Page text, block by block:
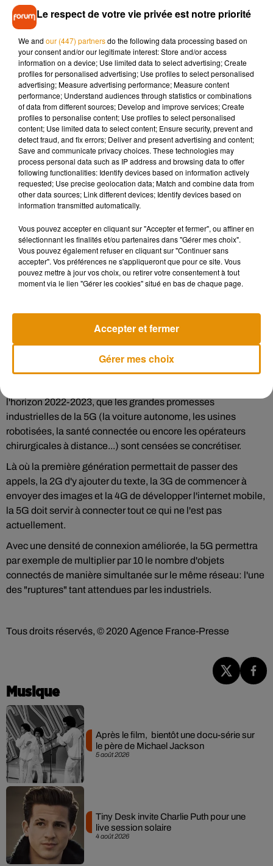
Il sera toujours possible d'utiliser les autres réseaux (2G,
Edge, 3G, 4G) selon le type d'appareil, forfait et type de
couverture disponible localement car les réseaux
"préexistants" ne vont pas disparaître avec l'arrivée de la 5G.
Mieux, l'accord "New Deal Mobile", signé en janvier 2018
entre le gouvernement, l'Arcep et les opérateurs, ambitionne
de résorber les "zones blanches", territoires non couverts par
les réseaux mobiles de dernières générations, en France
d'ici à 2022.
Dans le cadre de cet accord, les opérateurs ont l'obligation
d'équiper en 4G 75% de leurs infrastructures mobiles
existantes situées en zones blanches au 31 décembre 2020.
- La "vraie" 5G seulement à partir de 2022-2023? -
Technologie qui a vocation à évoluer, la 5G verra ses
performances réellement progresser, notamment en termes
de débit et de latence -- le délai de transmission des données
Car dans un premier temps, les antennes 5G seront
installées à partir d'infrastructures 4G. Elles ne pourront
l'horizon 2022-2023, que les grandes promesses
industrielles de la 5G (la voiture autonome, les usines
robotisées, la santé connectée ou encore les opérateurs
chirurgicales à distance...) sont censées se concrétiser.
Là où la première génération permettait de passer des
appels, la 2G d'y ajouter du texte, la 3G de commencer à
envoyer des images et la 4G de développer l'internet mobile,
la 5G doit servir à connecter tout ce qui ne l'est pas
actuellement.
Avec une densité de connexion améliorée, la 5G permettra
par exemple de multiplier par 10 le nombre d'objets
connectés de manière simultanée sur le même réseau: l'une
des "ruptures" tant attendues par les industriels.
Tous droits réservés, © 2020 Agence France-Presse
Musique
5 août 2026
Après le film, bientôt une docu-série sur
le père de Michael Jackson
4 août 2026
Tiny Desk invite Charlie Puth pour une
live session solaire
Le respect de votre vie privée est notre priorité
We and our (447) partnersdo the following data processing based on
your consent and/or our legitimate interest: Store and/or access
information on a device; Use limited data to select advertising; Create
profiles for personalised advertising; Use profiles to select personalised
advertising; Measure advertising performance; Measure content
performance; Understand audiences through statistics or combinations
of data from different sources; Develop and improve services; Create
profiles to personalise content; Use profiles to select personalised
content; Use limited data to select content; Ensure security, prevent and
detect fraud, and fix errors; Deliver and present advertising and content;
Save and communicate privacy choices. These technologies may
process personal data such as IP address and browsing data to offer
following functionalities: Identify devices based on information actively
requested; Use precise geolocation data; Match and combine data from
other data sources; Link different devices; Identify devices based on
information transmitted automatically.
Vous pouvez accepter en cliquant sur "Accepter et fermer", ou affiner en
sélectionnant les finalités et/ou partenaires dans "Gérer mes choix".
Vous pouvez également refuser en cliquant sur "Continuer sans
accepter". Vos préférences ne s'appliqueront que pour ce site. Vous
pouvez mettre à jour vos choix, ou retirer votre consentement à tout
moment via le lien "Gérer les cookies" situé en bas de chaque page.
Gérer mes choix
Accepter et fermer